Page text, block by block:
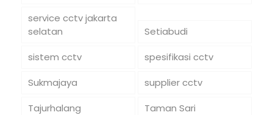
service cctv jakarta
selatan
Setiabudi
sistem cctv
spesifikasi cctv
Sukmajaya
supplier cctv
Tajurhalang
Taman Sari